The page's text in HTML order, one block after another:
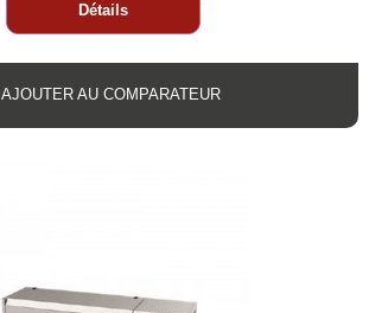
Détails
AJOUTER AU COMPARATEUR